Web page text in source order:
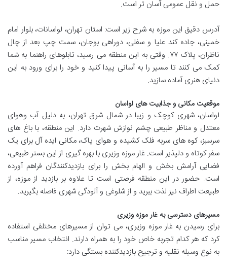
حمل و نقل عمومی آسان تر است.
آدرس دقیق این موزه به شرح زیر است: استان تهران، لواسانات، بلوار امام
خمینی، جاده کند علیا و سفلی، دوراهی بوجان، سمت چپ بعد از چال
ناظران، پلاک ۷۷. وقتی به این منطقه می رسید، تابلوهای راهنما به شما
کمک می کنند تا مسیر را به آسانی پیدا کنید و خود را برای ورود به این
دنیای هنری آماده سازید.
موقعیت مکانی و جذابیت های لواسان
لواسان، شهری کوچک و زیبا در شمال شرق تهران، به دلیل آب وهوای
معتدل و مناظر طبیعی چشم نوازش شهرت دارد. این منطقه، با باغ های
سرسبز، کوه های سربه فلک کشیده و هوای پاک، مکانی ایده آل برای یک
سفر کوتاه و دلپذیر است. غار موزه وزیری با بهره گیری از این بستر طبیعی،
فضایی آرامش بخش و الهام بخش را برای بازدیدکنندگان فراهم آورده
است. حضور در این منطقه فرصتی است تا علاوه بر بازدید از موزه، از
طبیعت اطراف نیز لذت ببرید و از شلوغی و آلودگی شهری فاصله بگیرید.
مسیرهای دسترسی به غار موزه وزیری
برای رسیدن به غار موزه وزیری، می توان از مسیرهای مختلفی استفاده
کرد که هر کدام تجربه خاص خود را به همراه دارند. انتخاب مسیر مناسب
به نوع وسیله نقلیه و ترجیح بازدیدکننده بستگی دارد: